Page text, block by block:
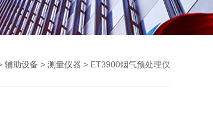
辅助设备 > 测量仪器 > ET3900烟气预处理仪